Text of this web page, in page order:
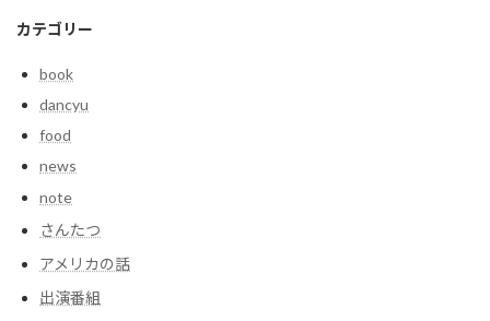
カテゴリー
book
dancyu
food
news
note
さんたつ
アメリカの話
出演番組